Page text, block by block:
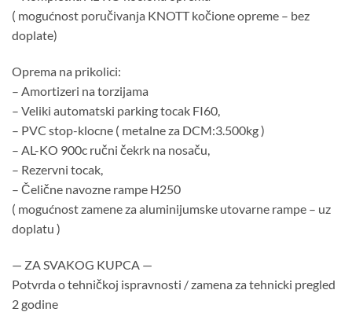
( mogućnost poručivanja KNOTT kočione opreme – bez
doplate)
Oprema na prikolici:
– Amortizeri na torzijama
– Veliki automatski parking tocak FI60,
– PVC stop-klocne ( metalne za DCM:3.500kg )
– AL-KO 900c ručni čekrk na nosaču,
– Rezervni tocak,
– Čelične navozne rampe H250
( mogućnost zamene za aluminijumske utovarne rampe – uz
doplatu )
— ZA SVAKOG KUPCA —
Potvrda o tehničkoj ispravnosti / zamena za tehnicki pregled
2 godine